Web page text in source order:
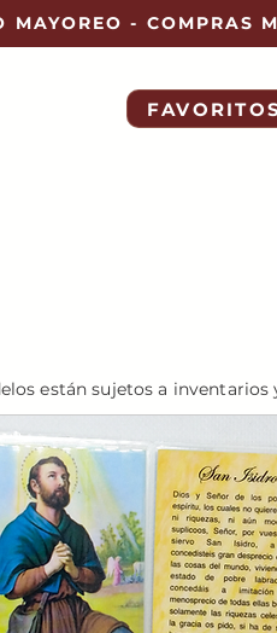
MAYOREO -
FAVORITOS
están sujetos a